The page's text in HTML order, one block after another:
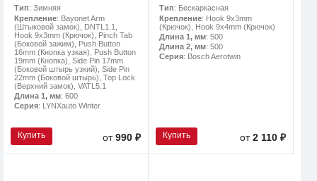
Тип: Зимняя
Крепление: Bayonet Arm
(Штыковой замок), DNTL1.1,
Hook 9x3mm (Крючок), Pinch Tab
(Боковой зажим), Push Button
16mm (Кнопка узкая), Push Button
19mm (Кнопка), Side Pin 17mm
(Боковой штырь узкий), Side Pin
22mm (Боковой штырь), Top Lock
(Верхний замок), VATL5.1
Длина 1, мм: 600
Серия: LYNXauto Winter
Купить от990 ₽
Тип: Бескаркасная
Крепление: Hook 9x3mm
(Крючок), Hook 9x4mm (Крючок)
Длина 1, мм: 500
Длина 2, мм: 500
Серия: Bosch Aerotwin
Купить от2 110 ₽